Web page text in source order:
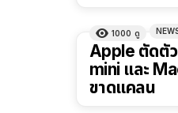
1000 ดู
Apple ตัดตั
mini และ
ขาดแคลน